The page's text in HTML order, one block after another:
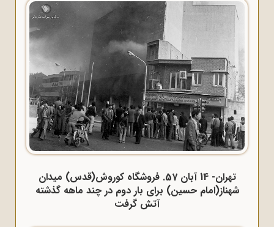
تهران- 14 آبان 57. فروشگاه کوروش(قدس) میدان
شهناز(امام حسین) برای بار دوم در چند ماهه گذشته
آتش گرفت